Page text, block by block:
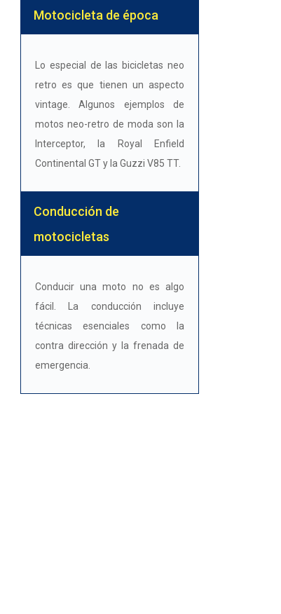
Motocicleta de época
Lo especial de las bicicletas neo
retro es que tienen un aspecto
vintage. Algunos ejemplos de
motos neo-retro de moda son la
Interceptor, la Royal Enfield
Continental GT y la Guzzi V85 TT.
Conducción de
motocicletas
Conducir una moto no es algo
fácil. La conducción incluye
técnicas esenciales como la
contra dirección y la frenada de
emergencia.